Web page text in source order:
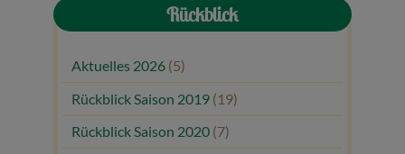
Rückblick
Aktuelles 2026 (5)
Rückblick Saison 2019 (19)
Rückblick Saison 2020 (7)